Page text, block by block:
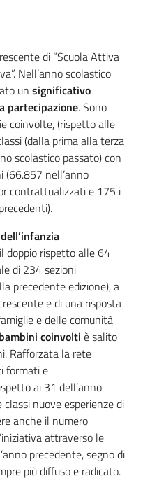
di “Scuola Attiva
Nell’anno scolastico
un significativo
partecipazione. Sono
coinvolte, (rispetto alle
(dalla prima alla terza
scolastico passato) con
(66.857 nell’anno
contrattualizzati e 175 i
doppio rispetto alle 64
di 234 sezioni
precedente edizione), a
e di una risposta
e delle comunità
bambini coinvolti è salito
Rafforzata la rete
formati e
ai 31 dell’anno
nuove esperienze di
anche il numero
attraverso le
precedente, segno di
più diffuso e radicato.